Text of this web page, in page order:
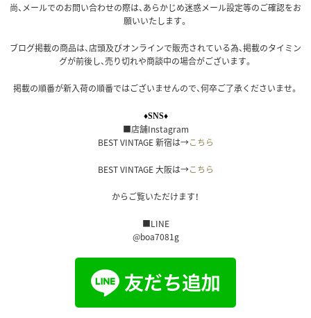
尚、メールでのお問い合わせの際は、あらかじめ迷惑メール設定等のご確認をお
願いいたします。
ブログ掲載の商品は、店頭及びオンラインで販売されている為、掲載のタイミン
グが前後し、売り切れや商談中の場合がございます。
掲載の順番が新入荷の順番ではございませんので、何卒ご了承くださいませ。
♦SNS♦
■店舗Instagram
BEST VINTAGE 新宿は→こちら
BEST VINTAGE 大阪は→こちら
からご覧いただけます！
■LINE
@boa7081g